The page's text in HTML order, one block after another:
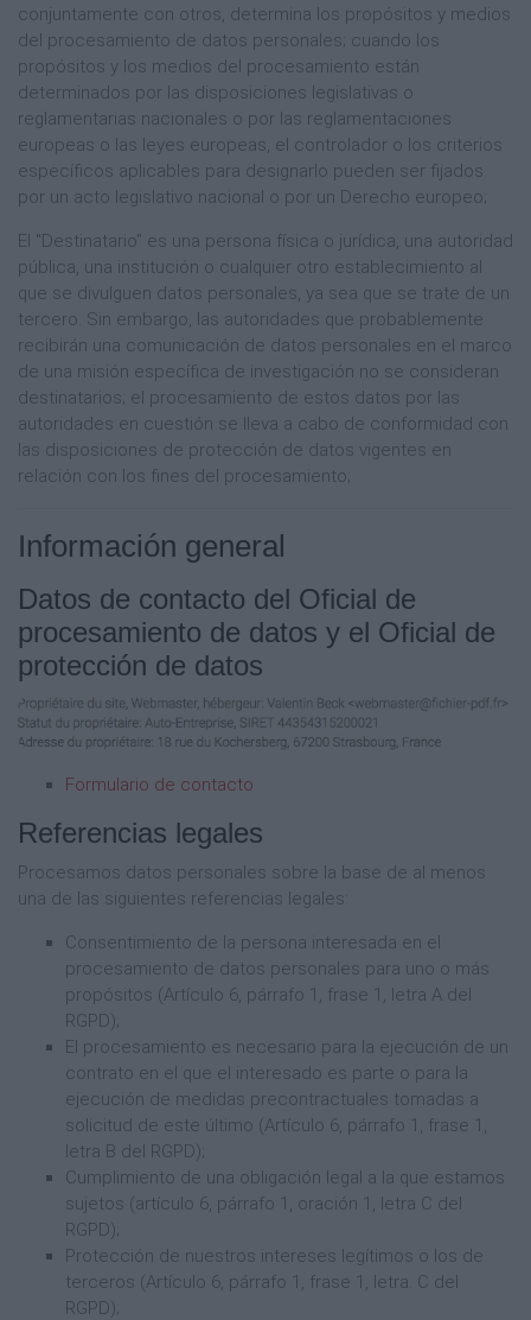
conjuntamente con otros, determina los propósitos y medios
del procesamiento de datos personales; cuando los
propósitos y los medios del procesamiento están
determinados por las disposiciones legislativas o
reglamentarias nacionales o por las reglamentaciones
europeas o las leyes europeas, el controlador o los criterios
específicos aplicables para designarlo pueden ser fijados
por un acto legislativo nacional o por un Derecho europeo;
El "Destinatario" es una persona física o jurídica, una autoridad
pública, una institución o cualquier otro establecimiento al
que se divulguen datos personales, ya sea que se trate de un
tercero. Sin embargo, las autoridades que probablemente
recibirán una comunicación de datos personales en el marco
de una misión específica de investigación no se consideran
destinatarios; el procesamiento de estos datos por las
autoridades en cuestión se lleva a cabo de conformidad con
las disposiciones de protección de datos vigentes en
relación con los fines del procesamiento;
Información general
Datos de contacto del Oficial de
procesamiento de datos y el Oficial de
protección de datos
Formulario de contacto
Referencias legales
Procesamos datos personales sobre la base de al menos
una de las siguientes referencias legales:
Consentimiento de la persona interesada en el
procesamiento de datos personales para uno o más
propósitos (Artículo 6, párrafo 1, frase 1, letra A del
RGPD);
El procesamiento es necesario para la ejecución de un
contrato en el que el interesado es parte o para la
ejecución de medidas precontractuales tomadas a
solicitud de este último (Artículo 6, párrafo 1, frase 1,
letra B del RGPD);
Cumplimiento de una obligación legal a la que estamos
sujetos (artículo 6, párrafo 1, oración 1, letra C del
RGPD);
Protección de nuestros intereses legítimos o los de
terceros (Artículo 6, párrafo 1, frase 1, letra. C del
RGPD);